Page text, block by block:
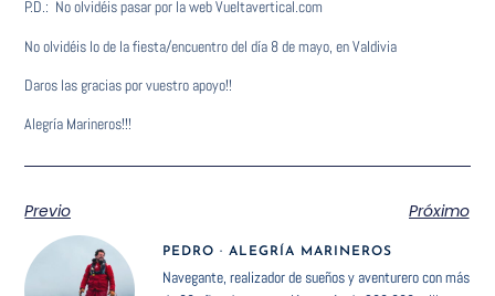
P.D.: No olvidéis pasar por la web Vueltavertical.com
No olvidéis lo de la fiesta/encuentro del día 8 de mayo, en Valdivia
Daros las gracias por vuestro apoyo!!
Alegría Marineros!!!
Previo Próximo
PEDRO · ALEGRÍA MARINEROS
Navegante, realizador de sueños y aventurero con más